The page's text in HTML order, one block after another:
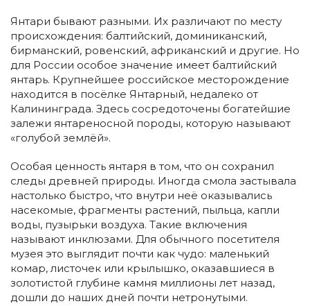
Янтари бывают разными. Их различают по месту
происхождения: балтийский, доминиканский,
бирманский, ровенский, африканский и другие. Но
для России особое значение имеет балтийский
янтарь. Крупнейшее российское месторождение
находится в посёлке Янтарный, недалеко от
Калининграда. Здесь сосредоточены богатейшие
залежи янтареносной породы, которую называют
«голубой землёй».
Особая ценность янтаря в том, что он сохранил
следы древней природы. Иногда смола застывала
настолько быстро, что внутри неё оказывались
насекомые, фрагменты растений, пыльца, капли
воды, пузырьки воздуха. Такие включения
называют инклюзами. Для обычного посетителя
музея это выглядит почти как чудо: маленький
комар, листочек или крылышко, оказавшиеся в
золотистой глубине камня миллионы лет назад,
дошли до наших дней почти нетронутыми.